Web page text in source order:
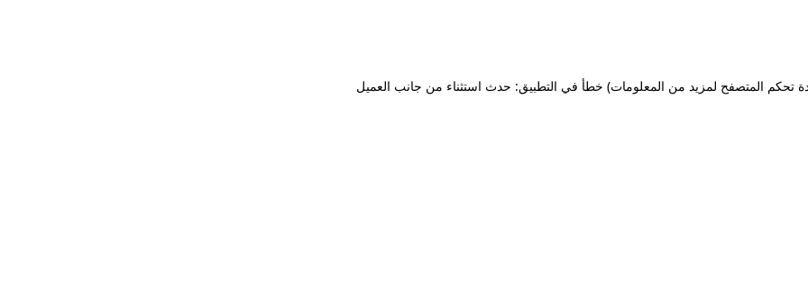
خطأ في التطبيق: حدث استثناء من جانب العميل تحكم المتصفح لمزيد من المعلومات)